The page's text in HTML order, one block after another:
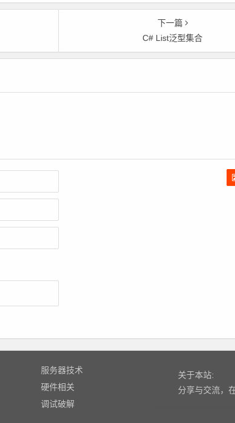
下一篇
C# List泛型集合
服务器技术
硬件相关
调试破解
关于本站:
分享与交流，